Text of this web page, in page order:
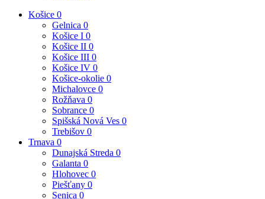
Košice 0
Gelnica 0
Košice I 0
Košice II 0
Košice III 0
Košice IV 0
Košice-okolie 0
Michalovce 0
Rožňava 0
Sobrance 0
Spišská Nová Ves 0
Trebišov 0
Trnava 0
Dunajská Streda 0
Galanta 0
Hlohovec 0
Piešťany 0
Senica 0